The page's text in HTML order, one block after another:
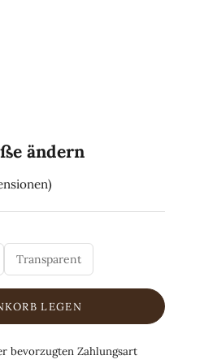
ändern
Transparent
LEGEN
bevorzugten Zahlungsart